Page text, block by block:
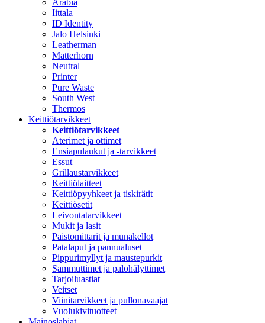
Arabia
Iittala
ID Identity
Jalo Helsinki
Leatherman
Matterhorn
Neutral
Printer
Pure Waste
South West
Thermos
Keittiötarvikkeet
Keittiötarvikkeet
Aterimet ja ottimet
Ensiapulaukut ja -tarvikkeet
Essut
Grillaustarvikkeet
Keittiölaitteet
Keittiöpyyhkeet ja tiskirätit
Keittiösetit
Leivontatarvikkeet
Mukit ja lasit
Paistomittarit ja munakellot
Patalaput ja pannualuset
Pippurimyllyt ja maustepurkit
Sammuttimet ja palohälyttimet
Tarjoiluastiat
Veitset
Viinitarvikkeet ja pullonavaajat
Vuolukivituotteet